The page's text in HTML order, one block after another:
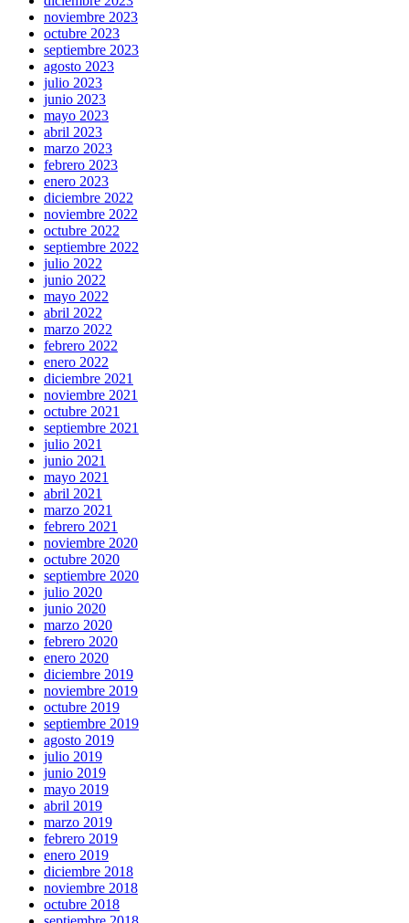
noviembre 2023
octubre 2023
septiembre 2023
agosto 2023
julio 2023
junio 2023
mayo 2023
abril 2023
marzo 2023
febrero 2023
enero 2023
diciembre 2022
noviembre 2022
octubre 2022
septiembre 2022
julio 2022
junio 2022
mayo 2022
abril 2022
marzo 2022
febrero 2022
enero 2022
diciembre 2021
noviembre 2021
octubre 2021
septiembre 2021
julio 2021
junio 2021
mayo 2021
abril 2021
marzo 2021
febrero 2021
noviembre 2020
octubre 2020
septiembre 2020
julio 2020
junio 2020
marzo 2020
febrero 2020
enero 2020
diciembre 2019
noviembre 2019
octubre 2019
septiembre 2019
agosto 2019
julio 2019
junio 2019
mayo 2019
abril 2019
marzo 2019
febrero 2019
enero 2019
diciembre 2018
noviembre 2018
octubre 2018